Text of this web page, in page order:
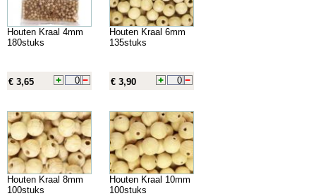
Houten Kraal 4mm
180stuks
€ 3,65
Houten Kraal 6mm
135stuks
€ 3,90
Houten Kraal 8mm
100stuks
Houten Kraal 10mm
100stuks